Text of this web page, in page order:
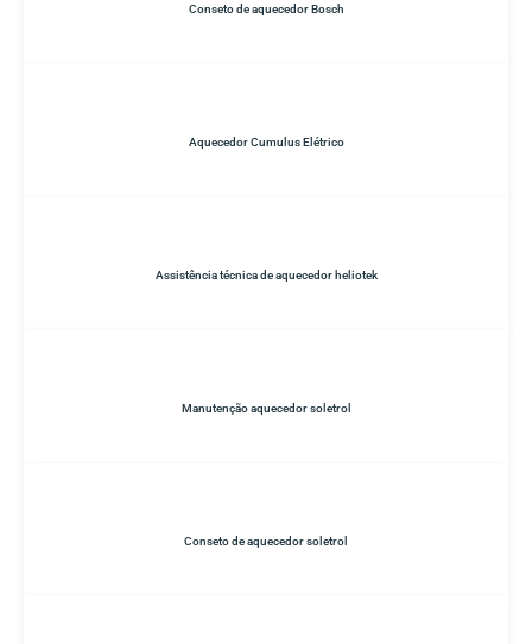
Conseto de aquecedor Bosch
Aquecedor Cumulus Elétrico
Assistência técnica de aquecedor heliotek
Manutenção aquecedor soletrol
Conseto de aquecedor soletrol